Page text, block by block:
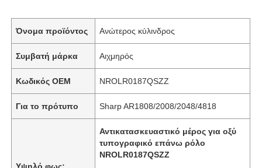
Όνομα προϊόντος Ανώτερος κύλινδρος
Συμβατή μάρκα Αιχμηρός
Κωδικός OEM NROLR0187QSZZ
Για το πρότυπο Sharp AR1808/2008/2048/4818
Υψηλό φως:
Αντικατασκευαστικό μέρος για οξύ
τυπογραφικό επάνω ρόλο
NROLR0187QSZZ